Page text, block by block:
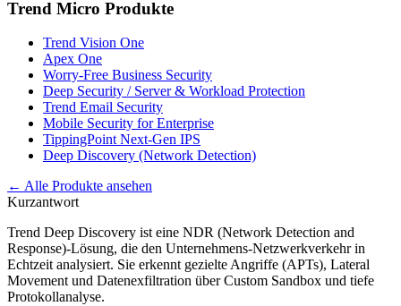
Trend Micro Produkte
Trend Vision One
Apex One
Worry-Free Business Security
Deep Security / Server & Workload Protection
Trend Email Security
Mobile Security for Enterprise
TippingPoint Next-Gen IPS
Deep Discovery (Network Detection)
← Alle Produkte ansehen
Kurzantwort
Trend Deep Discovery ist eine NDR (Network Detection and
Response)-Lösung, die den Unternehmens-Netzwerkverkehr in
Echtzeit analysiert. Sie erkennt gezielte Angriffe (APTs), Lateral
Movement und Datenexfiltration über Custom Sandbox und tiefe
Protokollanalyse.